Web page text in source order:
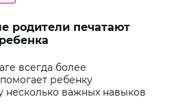
родители печатают
всегда более
ребенку
несколько важных навыков